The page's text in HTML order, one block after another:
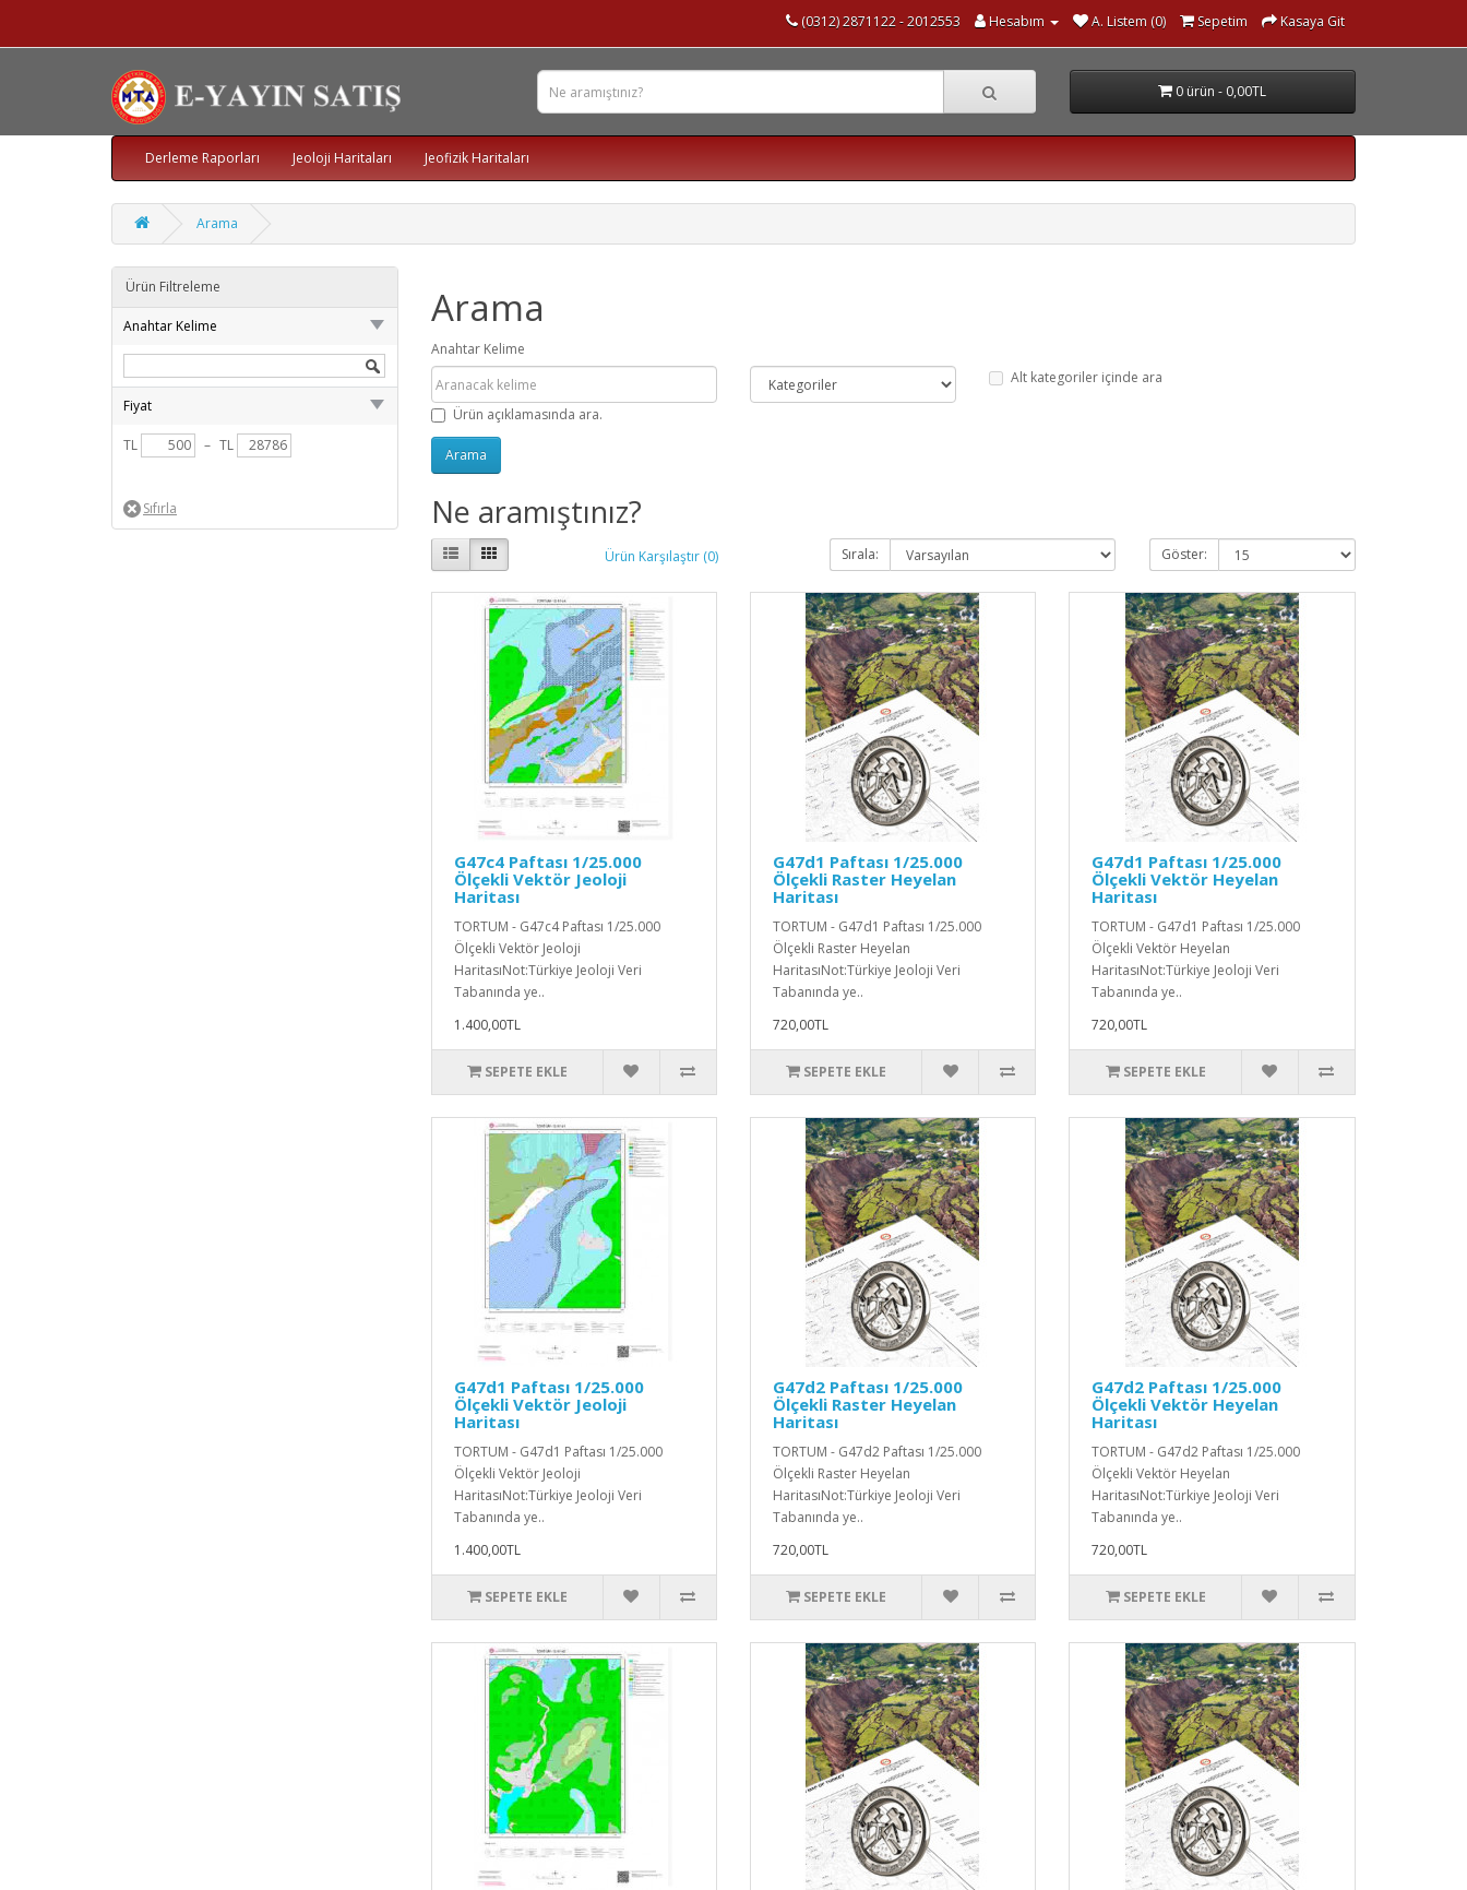
(0312) 2871122 - 2012553 Hesabım A. Listem (0) Sepetim Kasaya Git
0 ürün - 0,00TL
Derleme Raporları Jeoloji Haritaları Jeofizik Haritaları
Arama
Ürün Filtreleme
Anahtar Kelime
Fiyat
TL – TL
Arama
Anahtar Kelime
Alt kategoriler içinde ara
Ürün açıklamasında ara.
Ne aramıştınız?
Ürün Karşılaştır (0) Sırala: Göster:
G47c4 Paftası 1/25.000
Ölçekli Vektör Jeoloji
Haritası
TORTUM - G47c4 Paftası 1/25.000
Ölçekli Vektör Jeoloji
HaritasıNot:Türkiye Jeoloji Veri
Tabanında ye..
1.400,00TL
SEPETE EKLE
G47d1 Paftası 1/25.000
Ölçekli Raster Heyelan
Haritası
TORTUM - G47d1 Paftası 1/25.000
Ölçekli Raster Heyelan
HaritasıNot:Türkiye Jeoloji Veri
Tabanında ye..
720,00TL
SEPETE EKLE
G47d1 Paftası 1/25.000
Ölçekli Vektör Heyelan
Haritası
TORTUM - G47d1 Paftası 1/25.000
Ölçekli Vektör Heyelan
HaritasıNot:Türkiye Jeoloji Veri
Tabanında ye..
720,00TL
SEPETE EKLE
G47d1 Paftası 1/25.000
Ölçekli Vektör Jeoloji
Haritası
TORTUM - G47d1 Paftası 1/25.000
Ölçekli Vektör Jeoloji
HaritasıNot:Türkiye Jeoloji Veri
Tabanında ye..
1.400,00TL
SEPETE EKLE
G47d2 Paftası 1/25.000
Ölçekli Raster Heyelan
Haritası
TORTUM - G47d2 Paftası 1/25.000
Ölçekli Raster Heyelan
HaritasıNot:Türkiye Jeoloji Veri
Tabanında ye..
720,00TL
SEPETE EKLE
G47d2 Paftası 1/25.000
Ölçekli Vektör Heyelan
Haritası
TORTUM - G47d2 Paftası 1/25.000
Ölçekli Vektör Heyelan
HaritasıNot:Türkiye Jeoloji Veri
Tabanında ye..
720,00TL
SEPETE EKLE